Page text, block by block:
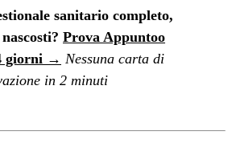
sanitario completo,
Prova Appuntoo
giorni → Nessuna carta di
in 2 minuti